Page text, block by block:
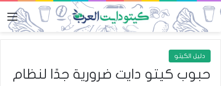
دليل الكيتو
حبوب كيتو دايت ضرورية جدًا لنظام